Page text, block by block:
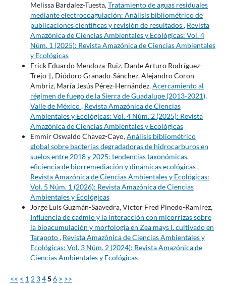
Melissa Bardalez-Tuesta,Tratamiento de aguas residuales
mediante electrocoagulación: Análisis bibliométrico de
publicaciones científicas y revisión de resultados, Revista
Amazónica de Ciencias Ambientales y Ecológicas: Vol. 4
Núm. 1 (2025): Revista Amazónica de Ciencias Ambientales
y Ecológicas
Erick Eduardo Mendoza-Ruiz, Dante Arturo Rodríguez-
Trejo †, Diódoro Granado-Sánchez, Alejandro Coron-
Ambriz, María Jesús Pérez-Hernández,Acercamiento al
régimen de fuego de la Sierra de Guadalupe (2013-2021),
Valle de México, Revista Amazónica de Ciencias
Ambientales y Ecológicas: Vol. 4 Núm. 2 (2025): Revista
Amazónica de Ciencias Ambientales y Ecológicas
Emmir Oswaldo Chavez-Cayo,Análisis bibliométrico
global sobre bacterias degradadoras de hidrocarburos en
suelos entre 2018 y 2025: tendencias taxonómicas,
eficiencia de biorremediación y dinámicas ecológicas,
Revista Amazónica de Ciencias Ambientales y Ecológicas:
Vol. 5 Núm. 1 (2026): Revista Amazónica de Ciencias
Ambientales y Ecológicas
Jorge Luis Guzmán-Saavedra, Víctor Fred Pinedo-Ramírez,
Influencia de cadmio y la interacción con micorrizas sobre
la bioacumulación y morfología en Zea mays l. cultivado en
Tarapoto, Revista Amazónica de Ciencias Ambientales y
Ecológicas: Vol. 3 Núm. 2 (2024): Revista Amazónica de
Ciencias Ambientales y Ecológicas
<< < 1 2 3456 > >>